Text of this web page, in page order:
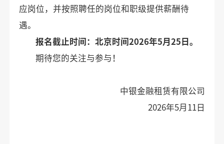
应岗位，并按照聘任的岗位和职级提供薪酬待
遇。
报名截止时间：北京时间2026年5月 25 日。
期待您的关注与参与！
中银金融租赁有限公司
2026年5月11日